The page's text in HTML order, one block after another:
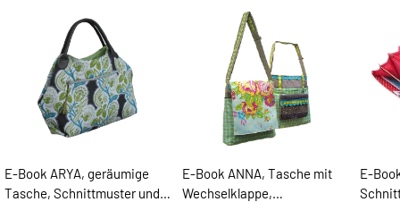
E-Book ARYA, geräumige
Tasche, Schnittmuster und
E-Book ANNA, Tasche mit
Wechselklappe,
E-